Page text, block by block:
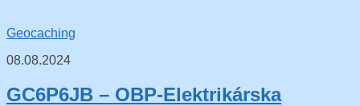
Geocaching
08.08.2024
GC6P6JB – OBP-Elektrikárska